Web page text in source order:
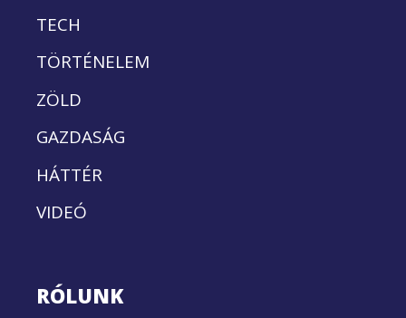
TECH
TÖRTÉNELEM
ZÖLD
GAZDASÁG
HÁTTÉR
VIDEÓ
RÓLUNK